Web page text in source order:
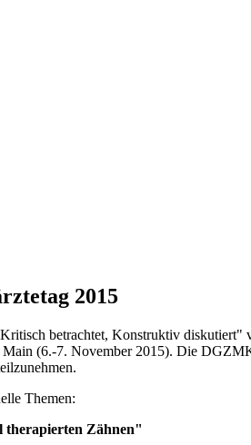
2015
betrachtet, Konstruktiv diskutiert"
(6.-7. November 2015). Die
Themen:
therapierten Zähnen"